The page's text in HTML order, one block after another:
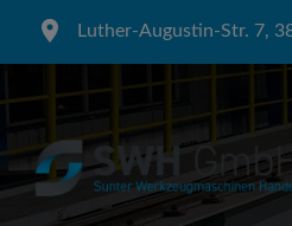
Luther-Augustin-Str. 7,